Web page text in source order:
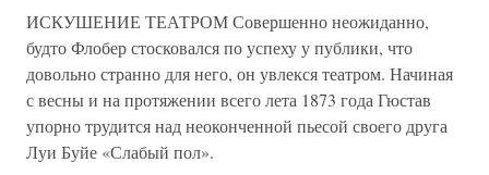
ИСКУШЕНИЕ ТЕАТРОМ Совершенно неожиданно,
будто Флобер стосковался по успеху у публики, что
довольно странно для него, он увлекся театром. Начиная
с весны и на протяжении всего лета 1873 года Гюстав
упорно трудится над неоконченной пьесой своего друга
Луи Буйе «Слабый пол».